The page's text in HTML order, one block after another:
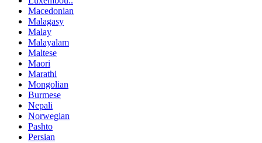
Macedonian
Malagasy
Malay
Malayalam
Maltese
Maori
Marathi
Mongolian
Burmese
Nepali
Norwegian
Pashto
Persian